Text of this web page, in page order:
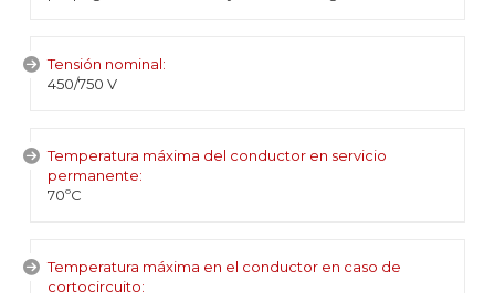
Tensión nominal:
450/750 V
Temperatura máxima del conductor en servicio
permanente:
70ºC
Temperatura máxima en el conductor en caso de
cortocircuito: